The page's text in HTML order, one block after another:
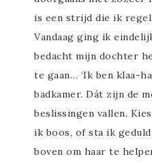
is een strijd die ik
Vandaag ging ik
bedacht mijn dochter
te gaan… ‘Ik ben klaa-
badkamer. Dát zijn de
beslissingen vallen.
ik boos, of sta ik
boven om haar te